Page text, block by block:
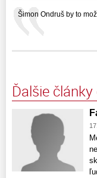
Šimon Ondruš by to
Ďalšie